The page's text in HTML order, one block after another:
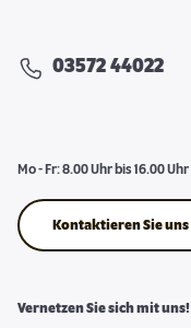
03572 44022
Mo - Fr: 8.00 Uhr bis 16.00 Uhr
Kontaktieren Sie uns
Vernetzen Sie sich mit uns!